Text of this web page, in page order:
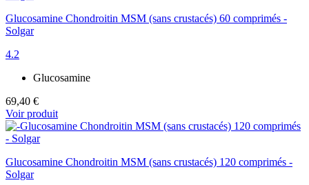
Glucosamine Chondroitin MSM (sans crustacés) 60 comprimés -
Solgar
4.2
Glucosamine
69,40 €
Voir produit
Glucosamine Chondroitin MSM (sans crustacés) 120 comprimés -
Solgar